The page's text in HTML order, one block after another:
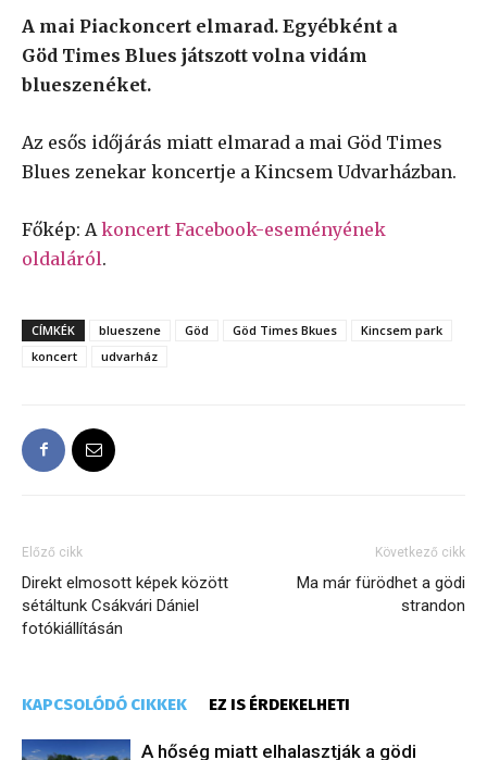
A mai Piackoncert elmarad. Egyébként a
Göd Times Blues játszott volna vidám
blueszenéket.
Az esős időjárás miatt elmarad a mai Göd Times
Blues zenekar koncertje a Kincsem Udvarházban.
Főkép: A koncert Facebook-eseményének
oldaláról.
CÍMKÉK blueszene Göd Göd Times Bkues
Kincsem park
koncert
udvarház
Előző cikk
Direkt elmosott képek között
sétáltunk Csákvári Dániel
fotókiállításán
Következő cikk
Ma már fürödhet a gödi
strandon
KAPCSOLÓDÓ CIKKEK EZ IS ÉRDEKELHETI
A hőség miatt elhalasztják a gödi